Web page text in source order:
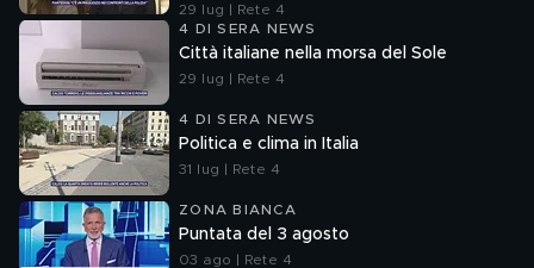
29 lug | Rete 4
4 DI SERA NEWS
Città italiane nella morsa del Sole
29 lug | Rete 4
4 DI SERA NEWS
Politica e clima in Italia
31 lug | Rete 4
ZONA BIANCA
Puntata del 3 agosto
03 ago | Rete 4